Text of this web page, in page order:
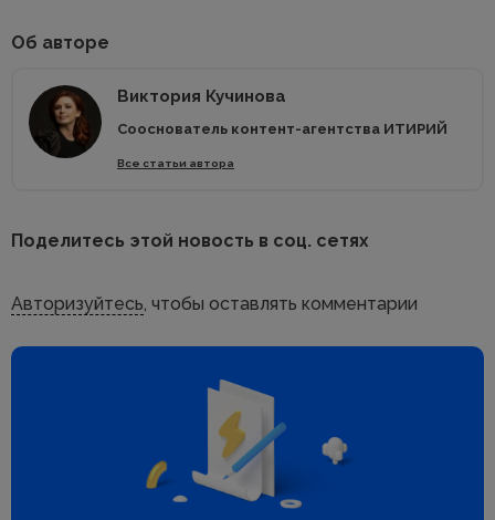
Об авторе
Виктория Кучинова
Сооснователь контент-агентства ИТИРИЙ
Все статьи автора
Поделитесь этой новость в соц. сетях
Авторизуйтесь, чтобы оставлять комментарии